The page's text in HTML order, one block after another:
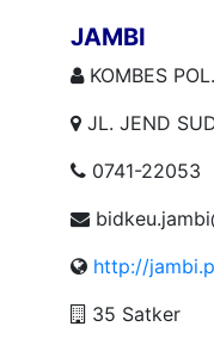
JAMBI
KOMBES
JL. JEND
0741-22053
http://
35 Satker